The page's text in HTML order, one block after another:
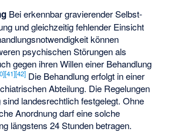
Bei erkennbar gravierender Selbst-
und gleichzeitig fehlender Einsicht
können
psychischen Störungen als
gegen ihren Willen einer Behandlung
][41][42] Die Behandlung erfolgt in einer
Abteilung. Die Regelungen
landesrechtlich festgelegt. Ohne
Anordnung darf eine solche
längstens 24 Stunden betragen.